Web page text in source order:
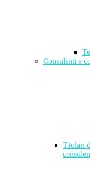
Consulenti e
Titolari